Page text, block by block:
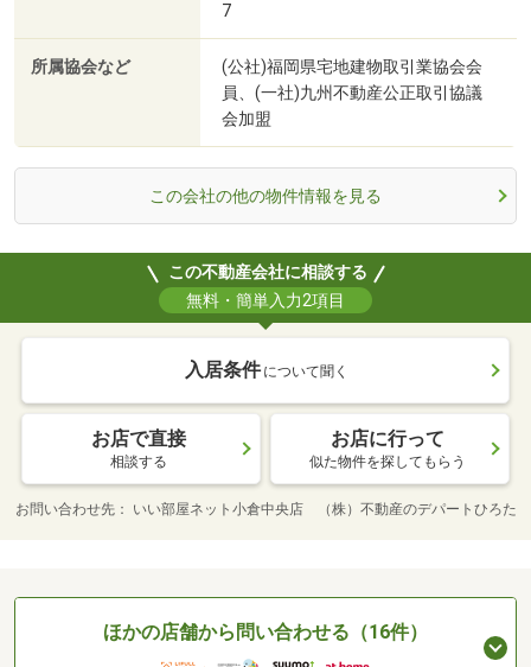
7
所属協会など
(公社)福岡県宅地建物取引業協会会
員、(一社)九州不動産公正取引協議
会加盟
この会社の他の物件情報を見る
この不動産会社に相談する
無料・簡単入力2項目
入居条件 について聞く
お店で直接
相談する
お店に行って
似た物件を探してもらう
お問い合わせ先 いい部屋ネット小倉中央店 （株）不動産のデパートひろた
ほかの店舗から問い合わせる（16件）